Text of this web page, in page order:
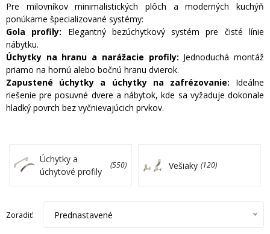
Pre milovníkov minimalistických plôch a moderných kuchýň
ponúkame špecializované systémy:
Gola profily: Elegantný bezúchytkový systém pre čisté línie
nábytku.
Úchytky na hranu a narážacie profily: Jednoduchá montáž
priamo na hornú alebo bočnú hranu dvierok.
Zapustené úchytky a úchytky na zafrézovanie: Ideálne
riešenie pre posuvné dvere a nábytok, kde sa vyžaduje dokonale
hladký povrch bez vyčnievajúcich prvkov.
Úchytky a
úchytové profily
(550) Vešiaky (120)
Zoradiť: Prednastavené